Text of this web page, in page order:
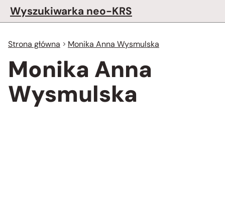
Wyszukiwarka neo-KRS
Strona główna Monika Anna Wysmulska
Monika Anna
Wysmulska